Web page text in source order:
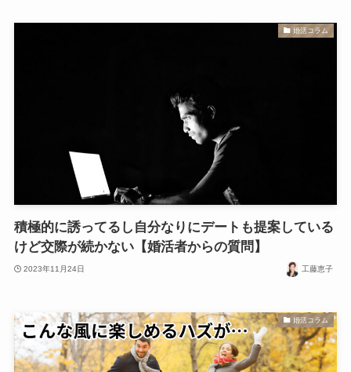
婚活コラム
積極的に誘ってるし自分なりにデートも提案している
けど交際が続かない【婚活者からの質問】
2023年11月24日 工藤恵子
婚活コラム